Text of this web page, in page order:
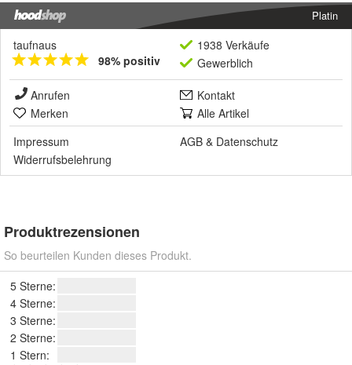
Platin
taufnaus
98% positiv
1938 Verkäufe
Gewerblich
Anrufen
Kontakt
Merken
Alle Artikel
Impressum
AGB & Datenschutz
Widerrufsbelehrung
Produktrezensionen
So beurteilen Kunden dieses Produkt.
5 Sterne:
4 Sterne:
3 Sterne:
2 Sterne:
1 Stern: